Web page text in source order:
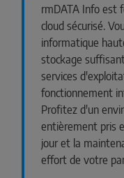
rmDATA Info est
cloud sécurisé.
informatique
stockage
services
fonctionnement
Profitez d'un
entièrement pris
jour et la
effort de votre